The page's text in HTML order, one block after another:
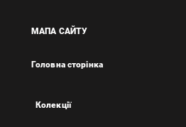
в
вкладці
МАПА САЙТУ
Головна сторінка
Колекції